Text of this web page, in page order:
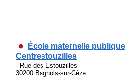
École maternelle
Centrestouzilles
- Rue des Estouzilles
30200 Bagnols-sur-Cèze